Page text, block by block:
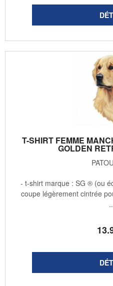
T-SHIRT FEMME
GOLDEN
13
- t-shirt marque : SG ® (ou
coupe légèrement cintrée